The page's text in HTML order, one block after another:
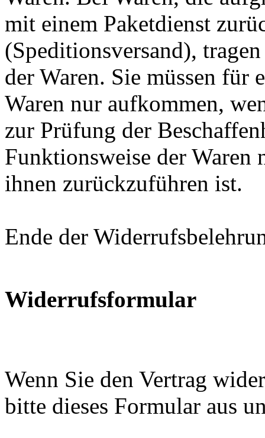
mit einem Paketdienst
(Speditionsversand),
der Waren. Sie müssen für
Waren nur aufkommen,
zur Prüfung der
Funktionsweise der
ihnen zurückzuführen ist.
Ende der
Widerrufsformular
Wenn Sie den Vertrag
bitte dieses Formular aus